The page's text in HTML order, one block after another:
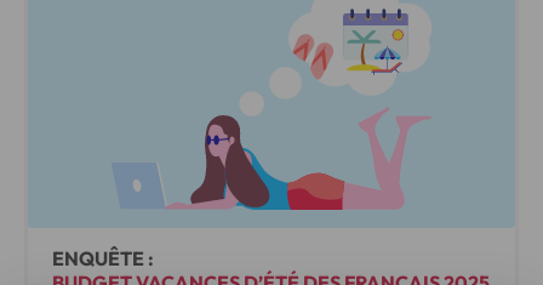
ENQUÊTE :